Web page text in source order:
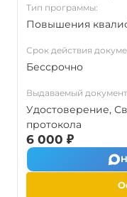
Тип программы:
Повышения
Срок действия
Бессрочно
Выдаваемый
Удостоверение,
протокола
6 000 ₽